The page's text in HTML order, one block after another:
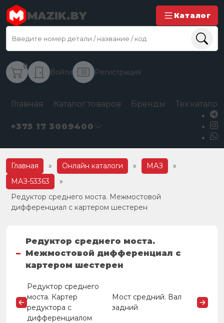
MAZIK.BY Каталог
0
Войти Регистрация
Главная Каталог товаров Бренды
+375 17 3009400
Главная » Онлайн каталоги » МАЗ
»
МАЗ-53363
»
Редуктор среднего моста. Межмостовой
дифференциал с картером шестерен
Редуктор среднего моста.
Межмостовой дифференциал с
картером шестерен
Редуктор среднего
моста. Картер
редуктора с
дифференциалом
Мост средний. Вал
задний